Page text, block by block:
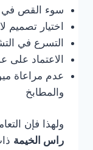
سوء القص في
اختيار تصميم
التسرع في
الاعتماد على
عدم مراعاة
والمطابخ
ولهذا فإن
راس الخيمة